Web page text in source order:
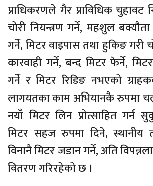
प्राधिकरणले गैर प्राविधिक चुहावट
चोरी नियन्त्रण गर्ने, महशुल
गर्ने, मिटर वाइपास तथा हुकिङ गरी
कारवाही गर्ने, बन्द मिटर फेर्ने,
गर्ने र मिटर रिडिङ नभएको
लागयतका काम अभियानकै रुपमा
नयाँ मिटर लिन प्रोत्साहित गर्न
मिटर सहज रुपमा दिने, स्थानीय
विनानै मिटर जडान गर्ने, अति
वितरण गरिरहेको छ ।